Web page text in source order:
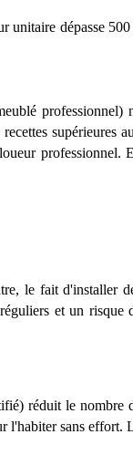
unitaire dépasse
professionnel)
recettes supérieures
professionnel.
le fait d'installer
et un risque
) réduit le nombre
l'habiter sans effort.